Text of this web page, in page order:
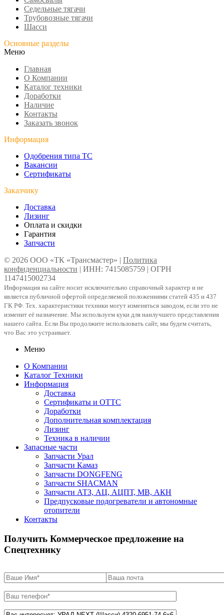
Седельные тягачи
Трубовозные тягачи
Шасси
Основные разделы
Меню
Главная
О Компании
Каталог техники
Доработки
Наличие
Контакты
Заказать звонок
Информация
Одобрения типа ТС
Вакансии
Сертификаты
Заказчику
Доставка
Лизинг
Оплата и скидки
Гарантия
Запчасти
© 2026 ООО «ТК «Трансмастер» | Политика
конфиденциальности | ИНН: 7415085759 | ОГРН
1147415002734
Информация на сайте носит исключительно справочный характер и не
является публичной офертой определяемой положениями статей 435 и 437
ГК РФ. Тех. характеристики техники могут изменяться заводом, если это не
изменит её назначение. Мы используем куки для наилучшего представления
нашего сайта. Если Вы продолжите использовать сайт, мы будем считать,
что Вас это устраивает.
Меню
О Компании
Каталог Техники
Информация
Доставка
Сертификаты и ОТТС
Доработки
Дополнительная комплектация
Лизинг
Техника в наличии
Запасные части
Запчасти Урал
Запчасти Камаз
Запчасти DONGFENG
Запчасти SHACMAN
Запчасти АТЗ, АЦ, АЦПТ, МВ, АКН
Предпусковые подогреватели и автономные
отопители
Контакты
Получить Коммерческое предложение на
Спецтехнику